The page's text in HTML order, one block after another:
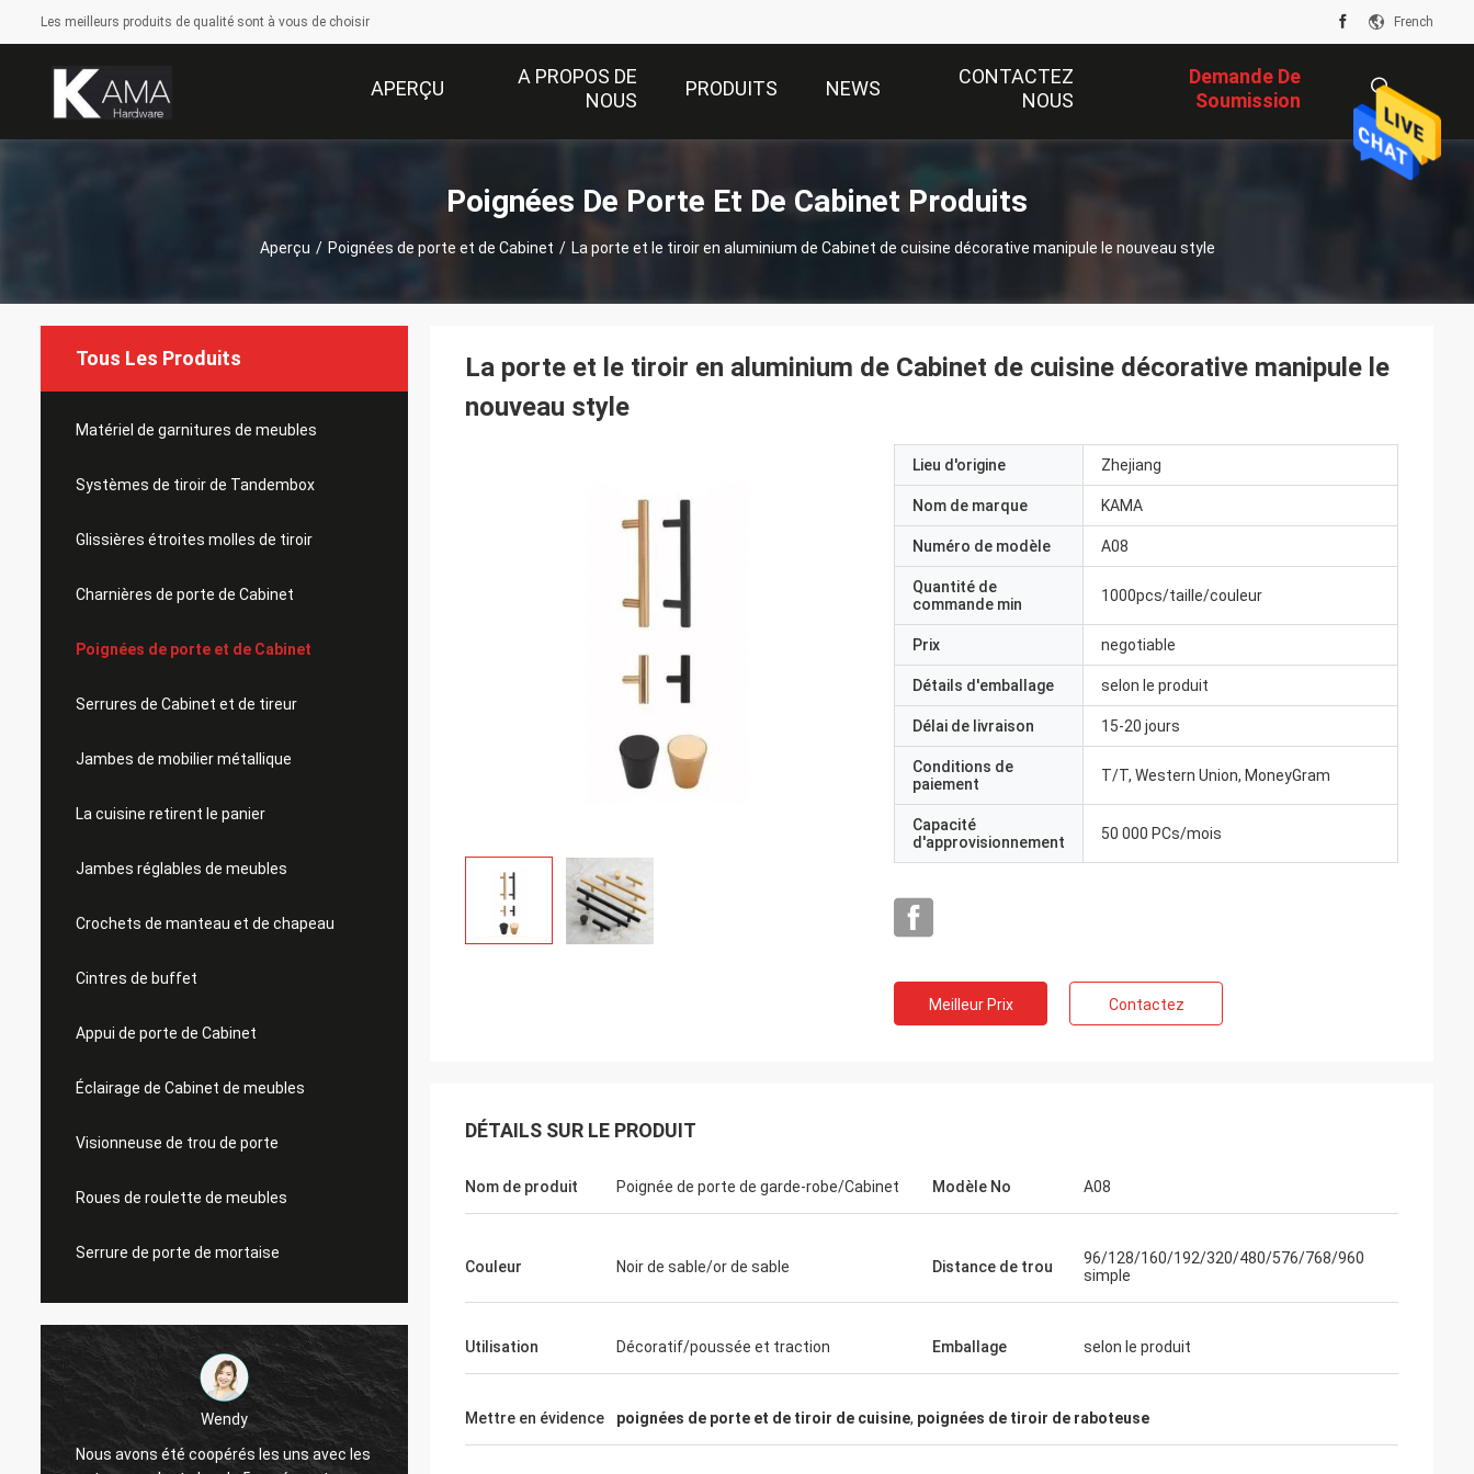
Les meilleurs produits de qualité sont à vous de choisir French
APERÇU
A PROPOS DE
NOUS
PRODUITS NEWS
CONTACTEZ
NOUS
Demande De
Soumission
Poignées De Porte Et De Cabinet Produits
Aperçu / Poignées de porte et de Cabinet / La porte et le tiroir en aluminium de Cabinet de cuisine décorative manipule le nouveau style
Tous Les Produits
Matériel de garnitures de meubles
Systèmes de tiroir de Tandembox
Glissières étroites molles de tiroir
Charnières de porte de Cabinet
Poignées de porte et de Cabinet
Serrures de Cabinet et de tireur
Jambes de mobilier métallique
La cuisine retirent le panier
Jambes réglables de meubles
Crochets de manteau et de chapeau
Cintres de buffet
Appui de porte de Cabinet
Éclairage de Cabinet de meubles
Visionneuse de trou de porte
Roues de roulette de meubles
Serrure de porte de mortaise
Wendy
été coopérés les uns avec les
Fernando
Años de varios de por de proveedor de
Ana
La porte et le tiroir en aluminium de Cabinet de cuisine décorative manipule le
nouveau style
Lieu d'origine Zhejiang
Nom de marque KAMA
Numéro de modèle A08
Quantité de
commande min
1000pcs/taille/couleur
Prix negotiable
Détails d'emballage selon le produit
Délai de livraison 15-20 jours
Conditions de
paiement
T/T, Western Union, MoneyGram
Capacité
d'approvisionnement
50 000 PCs/mois
Meilleur Prix Contactez
DÉTAILS SUR LE PRODUIT
Nom de produit Poignée de porte de garde-robe/Cabinet Modèle No A08
Couleur Noir de sable/or de sable Distance de trou
96/128/160/192/320/480/576/768/960
simple
Utilisation Décoratif/poussée et traction Emballage selon le produit
Mettre en évidence poignées de porte et de tiroir de cuisine, poignées de tiroir de raboteuse